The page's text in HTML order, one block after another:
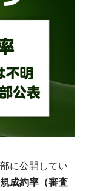
に公開してい
規成約率（審査